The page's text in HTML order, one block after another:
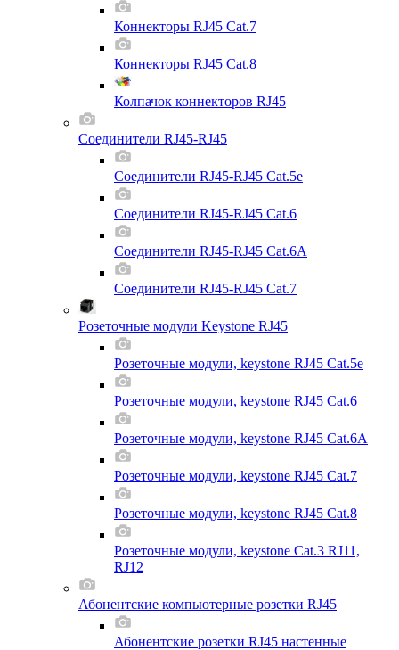
Коннекторы RJ45 Cat.7
Коннекторы RJ45 Cat.8
Колпачок коннекторов RJ45
Соединители RJ45-RJ45
Соединители RJ45-RJ45 Cat.5e
Соединители RJ45-RJ45 Cat.6
Соединители RJ45-RJ45 Cat.6A
Соединители RJ45-RJ45 Cat.7
Розеточные модули Keystone RJ45
Розеточные модули, keystone RJ45 Cat.5e
Розеточные модули, keystone RJ45 Cat.6
Розеточные модули, keystone RJ45 Cat.6A
Розеточные модули, keystone RJ45 Cat.7
Розеточные модули, keystone RJ45 Cat.8
Розеточные модули, keystone Cat.3 RJ11,
RJ12
Абонентские компьютерные розетки RJ45
Абонентские розетки RJ45 настенные